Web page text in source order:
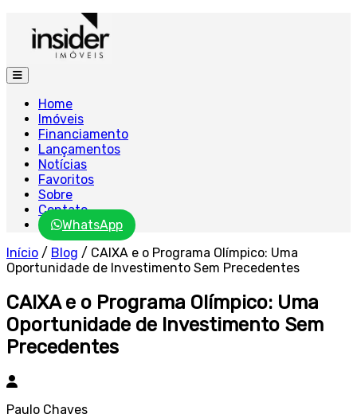
Home
Imóveis
Financiamento
Lançamentos
Notícias
Favoritos
Sobre
Contato
WhatsApp
Início / Blog / CAIXA e o Programa Olímpico: Uma
Oportunidade de Investimento Sem Precedentes
CAIXA e o Programa Olímpico: Uma
Oportunidade de Investimento Sem
Precedentes
Paulo Chaves